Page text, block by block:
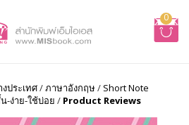
0
ประเทศ/ภาษาอังกฤษ / Short Note
-ง่าย-ใช้บ่อย / Product Reviews